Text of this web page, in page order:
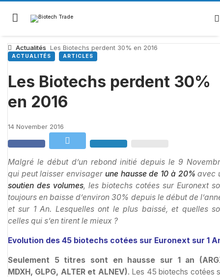
Actualités Les Biotechs perdent 30% en 2016
ACTUALITÉS ARTICLES
Les Biotechs perdent 30%
en 2016
14 November 2016
Malgré le début d’un rebond initié depuis le 9
qui peut laisser envisager une hausse de 10 à 20% avec
soutien des volumes, les biotechs cotées sur Euronext
toujours en baisse d’environ 30% depuis le début de
et sur 1 An. Lesquelles ont le plus baissé, et quelles
celles qui s’en tirent le mieux ?
Evolution des 45 biotechs cotées sur Euronext sur 1
Seulement 5 titres sont en hausse sur 1 an
MDXH, GLPG, ALTER et ALNEV). Les 45 biotechs cotées